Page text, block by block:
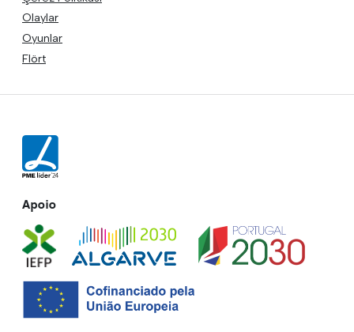
Olaylar
Oyunlar
Flört
Apoio